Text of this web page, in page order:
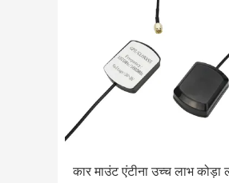
कार माउंट एंटीना उच्च लाभ कोड़ा